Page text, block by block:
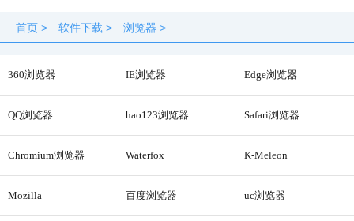
首页 > 软件下载 > 浏览器 >
360浏览器 IE浏览器 Edge浏览器
QQ浏览器 hao123浏览器 Safari浏览器
Chromium浏览器 Waterfox K-Meleon
Mozilla 百度浏览器 uc浏览器